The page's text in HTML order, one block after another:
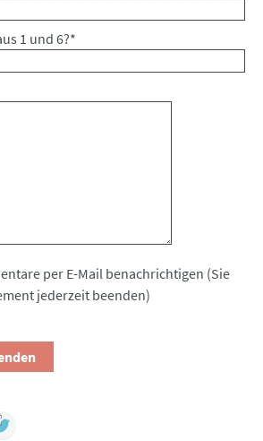
1 und 6?*
per E-Mail benachrichtigen (Sie
jederzeit beenden)